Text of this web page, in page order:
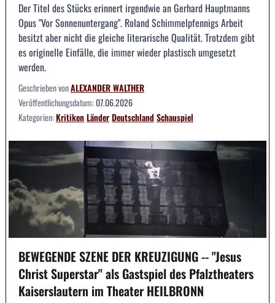
Der Titel des Stücks erinnert irgendwie an Gerhard Hauptmanns
Opus "Vor Sonnenuntergang". Roland Schimmelpfennigs Arbeit
besitzt aber nicht die gleiche literarische Qualität. Trotzdem gibt
es originelle Einfälle, die immer wieder plastisch umgesetzt
werden.
Geschrieben vonALEXANDER WALTHER
Veröffentlichungsdatum:07.06.2026
Kategorien:KritikenLänderDeutschlandSchauspiel
BEWEGENDE SZENE DER KREUZIGUNG -- "Jesus
Christ Superstar" als Gastspiel des Pfalztheaters
Kaiserslautern im Theater HEILBRONN